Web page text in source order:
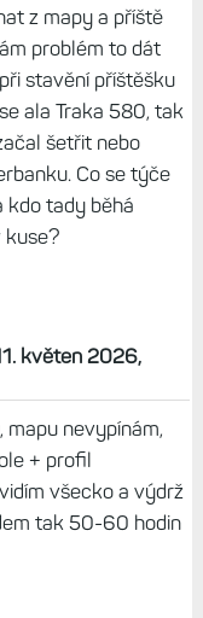
z mapy a příště
problém to dát
stavění příštěšku
ala Traka 580, tak
šetřit nebo
Co se týče
kdo tady běhá
květen 2026,
mapu nevypínám,
+ profil
všecko a výdrž
tak 50-60 hodin